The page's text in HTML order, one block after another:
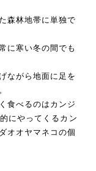
森林地帯に単独で
に寒い冬の間でも
ながら地面に足を
食べるのはカンジ
にやってくるカン
オオヤマネコの個